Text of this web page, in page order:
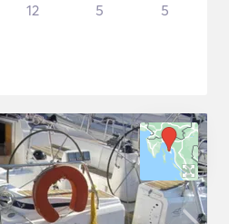
12 5 5